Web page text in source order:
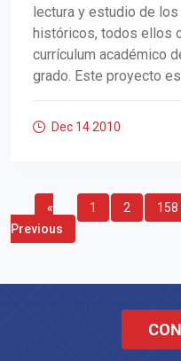
lectura y estudio de
históricos, todos ellos
currículum académico
grado. Este proyecto
Dec 142010
«
Previous
1 2 158